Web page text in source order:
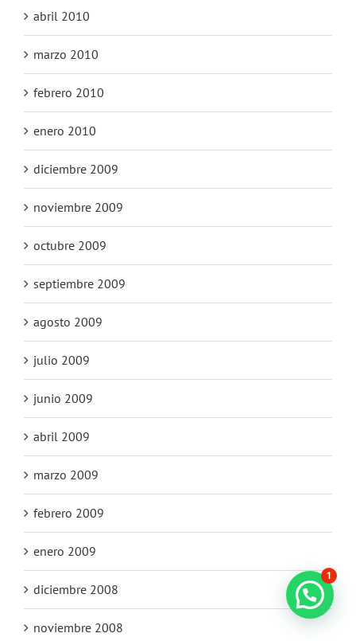
abril 2010
marzo 2010
febrero 2010
enero 2010
diciembre 2009
noviembre 2009
octubre 2009
septiembre 2009
agosto 2009
julio 2009
junio 2009
abril 2009
marzo 2009
febrero 2009
enero 2009
diciembre 2008
noviembre 2008
1